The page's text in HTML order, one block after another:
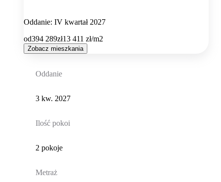
Oddanie: IV kwartał 2027
od394 289zł13 411 zł/m2
Zobacz mieszkania
Oddanie
3 kw. 2027
Ilość pokoi
2 pokoje
Metraż